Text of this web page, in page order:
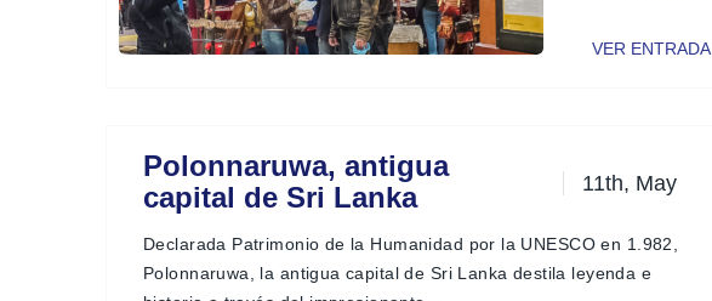
VER ENTRADA
Polonnaruwa, antigua
capital de Sri Lanka
11th, May
Declarada Patrimonio de la Humanidad por la UNESCO en 1.982,
Polonnaruwa, la antigua capital de Sri Lanka destila leyenda e